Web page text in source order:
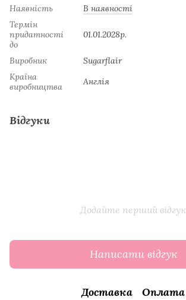
Наявність
В наявності
Термін
придатності
до
01.01.2028р.
Виробник
Sugarflair
Країна
виробництва
Англія
Відгуки
Додайте перший відгук
Написати відгук
Доставка Оплата